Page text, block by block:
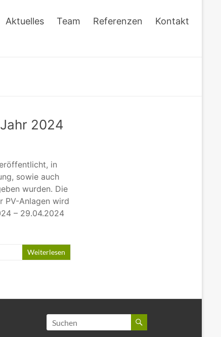
Aktuelles Team Referenzen Kontakt
2024
in
sowie auch
wurden. Die
PV-Anlagen wird
– 29.04.2024
Weiterlesen